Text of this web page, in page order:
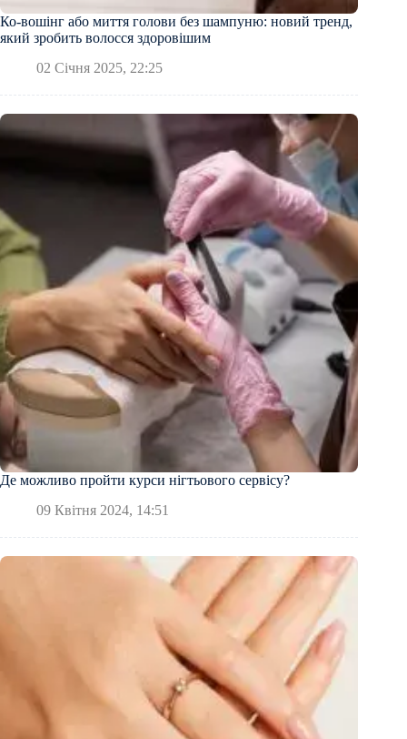
Ко-вошінг або миття голови без шампуню: новий тренд,
який зробить волоcся здоровішим
02 Січня 2025, 22:25
Де можливо пройти курси нігтьового сервісу?
09 Квітня 2024, 14:51